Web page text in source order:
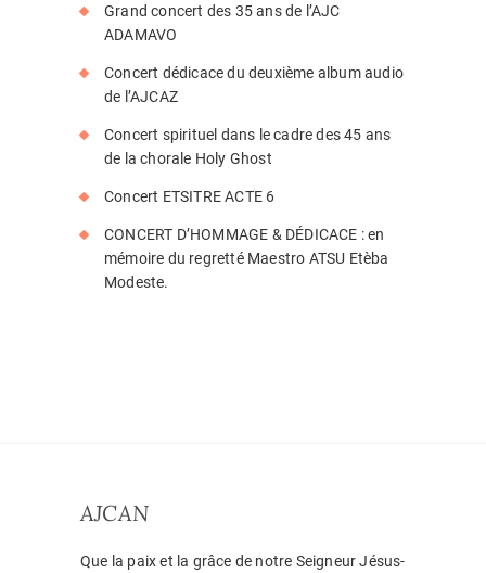
Grand concert des 35 ans de l’AJC
ADAMAVO
Concert dédicace du deuxième album audio
de l’AJCAZ
Concert spirituel dans le cadre des 45 ans
de la chorale Holy Ghost
Concert ETSITRE ACTE 6
CONCERT D’HOMMAGE & DÉDICACE : en
mémoire du regretté Maestro ATSU Etèba
Modeste.
AJCAN
Que la paix et la grâce de notre Seigneur Jésus-